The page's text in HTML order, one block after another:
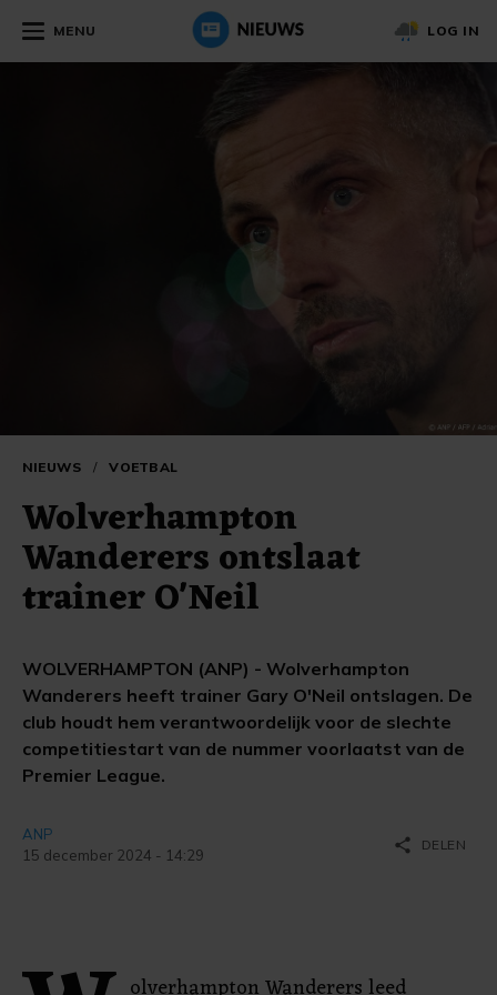
MENU LOG IN
NIEUWS / VOETBAL
Wolverhampton
Wanderers ontslaat
trainer O'Neil
WOLVERHAMPTON (ANP) - Wolverhampton
Wanderers heeft trainer Gary O'Neil ontslagen. De
club houdt hem verantwoordelijk voor de slechte
competitiestart van de nummer voorlaatst van de
Premier League.
ANP
15 december 2024 - 14:29
share DELEN